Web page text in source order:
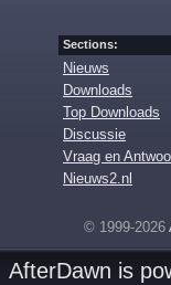
Sections:
Nieuws
Downloads
Top Downloads
Discussie
Vraag en
Nieuws2.nl
© 1999-2026
AfterDawn is